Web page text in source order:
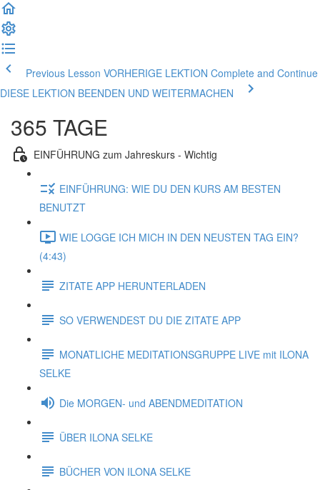
Previous Lesson VORHERIGE LEKTION Complete and Continue
DIESE LEKTION BEENDEN UND WEITERMACHEN
365 TAGE
EINFÜHRUNG zum Jahreskurs - Wichtig
EINFÜHRUNG: WIE DU DEN KURS AM BESTEN
BENUTZT
WIE LOGGE ICH MICH IN DEN NEUSTEN TAG EIN?
(4:43)
ZITATE APP HERUNTERLADEN
SO VERWENDEST DU DIE ZITATE APP
MONATLICHE MEDITATIONSGRUPPE LIVE mit ILONA
SELKE
Die MORGEN- und ABENDMEDITATION
ÜBER ILONA SELKE
BÜCHER VON ILONA SELKE